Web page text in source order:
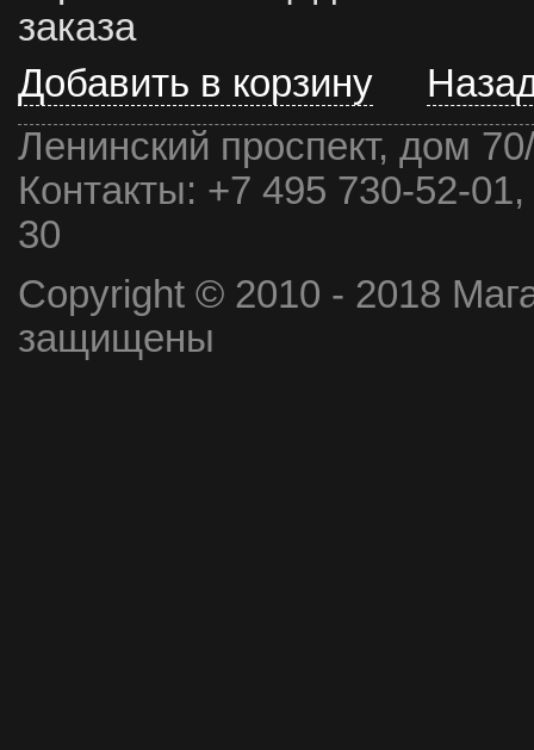
заказа
Добавить в корзину
Ленинский проспект, дом
Контакты: +7 495 730-52-
30
Copyright © 2010 - 2018
защищены